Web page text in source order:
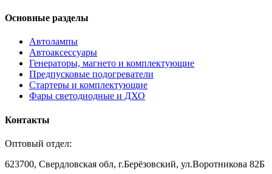
Основные разделы
Автолампы
Автоаксессуары
Генераторы, магнето и комплектующие
Предпусковые подогреватели
Стартеры и комплектующие
Фары светодиодные и ДХО
Контакты
Оптовый отдел:
623700, Свердловская обл, г.Берёзовский, ул.Воротникова 82Б